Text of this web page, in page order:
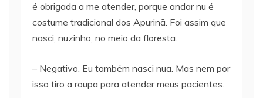
é obrigada a me atender, porque andar nu é
costume tradicional dos Apurinã. Foi assim que
nasci, nuzinho, no meio da floresta.
– Negativo. Eu também nasci nua. Mas nem por
isso tiro a roupa para atender meus pacientes.